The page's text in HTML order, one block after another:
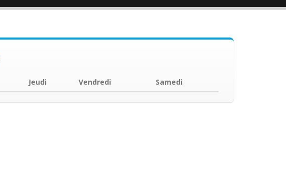
Jeudi Vendredi Samedi